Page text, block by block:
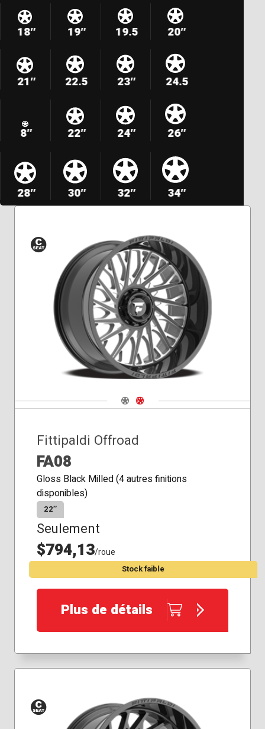
18″ 19″ 19.5 20″
21″ 22.5 23″ 24.5
8″ 22″ 24″ 26″
28″ 30″ 32″ 34″
Siège
conique
Navigate 1
Navigate 2
Fittipaldi Offroad
FA08
Gloss Black Milled (4 autres finitions
disponibles)
22″
Seulement
$794,13/roue
Stock faible
Plus de détails